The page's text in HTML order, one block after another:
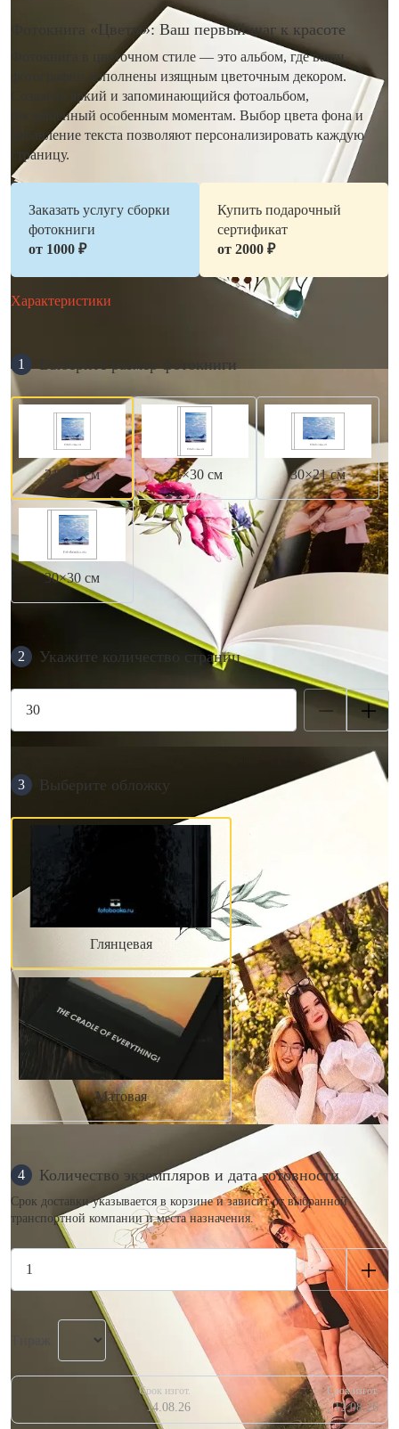
Фотокнига «Цветы»: Ваш первый шаг к красоте
Фотокнига в цветочном стиле — это альбом, где ваши
фотографии дополнены изящным цветочным декором.
Создайте яркий и запоминающийся фотоальбом,
посвященный особенным моментам. Выбор цвета фона и
добавление текста позволяют персонализировать каждую
страницу.
Заказать услугу сборки
фотокниги
от 1000 ₽
Купить подарочный
сертификат
от 2000 ₽
Характеристики
1 Выберите размер фотокниги
21×21 см 21×30 см 30×21 см
30×30 см
2 Укажите количество страниц
3 Выберите обложку
Глянцевая
Матовая
4 Количество экземпляров и дата готовности
Срок доставки указывается в корзине и зависит от выбранной
транспортной компании и места назначения.
Срок изгот.
14.08.26
Срок изгот.
12.08.26